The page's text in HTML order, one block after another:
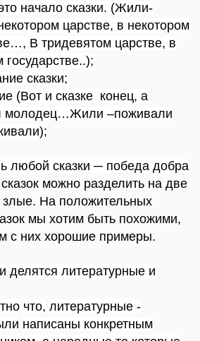
начало сказки. (Жили-
царстве, в некотором
В тридевятом царстве, в
государстве..);
сказки;
(Вот и сказке конец, а
молодец…Жили –поживали
любой сказки ─ победа добра
можно разделить на две
На положительных
мы хотим быть похожими,
с них хорошие примеры.
делятся литературные и
что, литературные -
написаны конкретным